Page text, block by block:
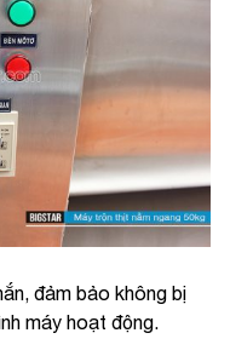
đảm bảo không bị
máy hoạt động.